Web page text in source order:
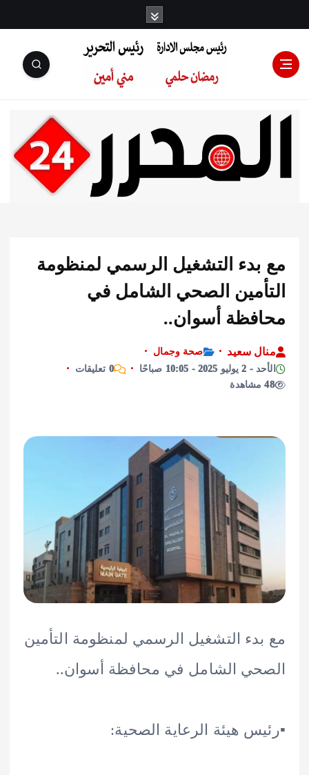
رئيس مجلس
الإدارة: رمضان
التحرير:مني أمين
التشغيل الرسمي لمنظومة
الصحي الشامل في
أسوان..
سعيد
صحة وجمال
0 تعليقات
التشغيل الرسمي لمنظومة التأمين
الشامل في محافظة أسوان..
هيئة الرعاية الصحية: